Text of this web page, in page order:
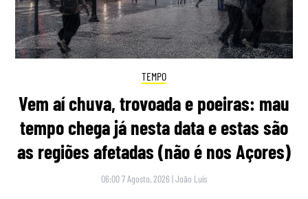
TEMPO
Vem aí chuva, trovoada e poeiras: mau
tempo chega já nesta data e estas são
as regiões afetadas (não é nos Açores)
06:00 7 Agosto, 2026 |João Luís